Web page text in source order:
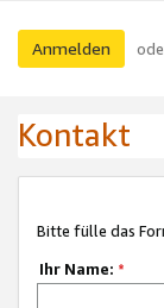
Anmelden
Kontakt
Bitte fülle das
Ihr Name: *